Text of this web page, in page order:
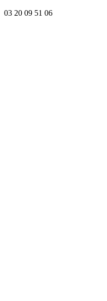
03 20 09 51 06